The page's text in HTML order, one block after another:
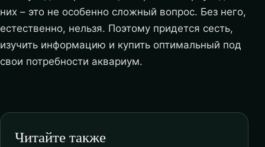
них – это не особенно сложный вопрос. Без него,
естественно, нельзя. Поэтому придется сесть,
изучить информацию и купить оптимальный под
свои потребности аквариум.
Читайте также